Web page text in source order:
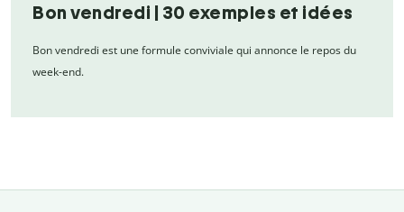
Bon vendredi | 30 exemples et idées
Bon vendredi est une formule conviviale qui annonce le repos du
week-end.